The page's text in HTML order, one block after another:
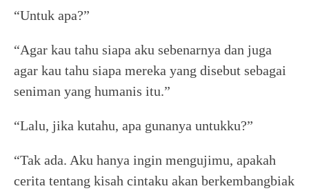
“Untuk apa?”
“Agar kau tahu siapa aku sebenarnya dan juga
agar kau tahu siapa mereka yang disebut sebagai
seniman yang humanis itu.”
“Lalu, jika kutahu, apa gunanya untukku?”
“Tak ada. Aku hanya ingin mengujimu, apakah
cerita tentang kisah cintaku akan berkembangbiak